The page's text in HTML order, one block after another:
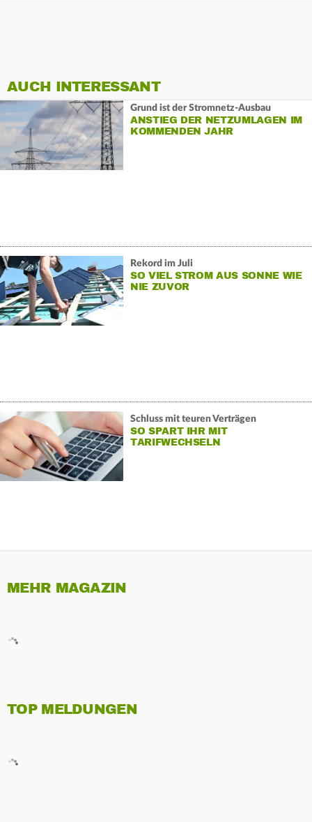
AUCH INTERESSANT
Grund ist der Stromnetz-Ausbau
ANSTIEG DER NETZUMLAGEN IM
KOMMENDEN JAHR
Rekord im Juli
SO VIEL STROM AUS SONNE WIE
NIE ZUVOR
Schluss mit teuren Verträgen
SO SPART IHR MIT
TARIFWECHSELN
MEHR MAGAZIN
TOP MELDUNGEN